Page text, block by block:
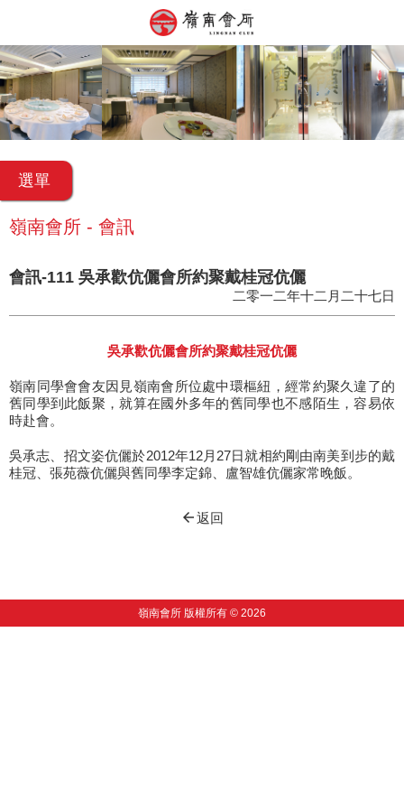
選單
嶺南會所 - 會訊
會訊-111 吳承歡伉儷會所約聚戴桂冠伉儷
二零一二年十二月二十七日
吳承歡伉儷會所約聚戴桂冠伉儷
嶺南同學會會友因見嶺南會所位處中環樞紐，經常約聚久違了的
舊同學到此飯聚，就算在國外多年的舊同學也不感陌生，容易依
時赴會。
吳承志、招文姿伉儷於2012年12月27日就相約剛由南美到步的戴
桂冠、張苑薇伉儷與舊同學李定錦、盧智雄伉儷家常晚飯。
arrow_back返回
嶺南會所 版權所有 © 2026